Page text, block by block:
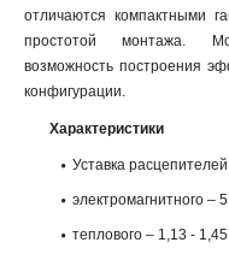
отличаются компактными
простотой монтажа.
возможность построения
конфигурации.
Характеристики
Уставка
электромагнитного –
теплового – 1,13 -